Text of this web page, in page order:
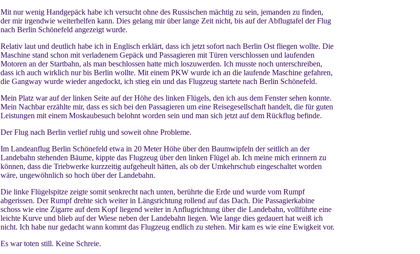
Mit nur wenig Handgepäck habe ich versucht ohne des Russischen mächtig zu sein, jemanden zu finden,
der mir irgendwie weiterhelfen kann. Dies gelang mir über lange Zeit nicht, bis auf der Abflugtafel der Flug
nach Berlin Schönefeld angezeigt wurde.
Relativ laut und deutlich habe ich in Englisch erklärt, dass ich jetzt sofort nach Berlin Ost fliegen wollte. Die
Maschine stand schon mit verladenem Gepäck und Passagieren mit Türen verschlossen und laufenden
Motoren an der Startbahn, als man beschlossen hatte mich loszuwerden. Ich musste noch unterschreiben,
dass ich auch wirklich nur bis Berlin wollte. Mit einem PKW wurde ich an die laufende Maschine gefahren,
die Gangway wurde wieder angedockt, ich stieg ein und das Flugzeug startete nach Berlin Schönefeld.
Mein Platz war auf der linken Seite auf der Höhe des linken Flügels, den ich aus dem Fenster sehen konnte.
Mein Nachbar erzählte mir, dass es sich bei den Passagieren um eine Reisegesellschaft handelt, die für guten
Leistungen mit einem Moskaubesuch belohnt worden sein und man sich jetzt auf dem Rückflug befinde.
Der Flug nach Berlin verlief ruhig und soweit ohne Probleme.
Im Landeanflug Berlin Schönefeld etwa in 20 Meter Höhe über den Baumwipfeln der seitlich an der
Landebahn stehenden Bäume, kippte das Flugzeug über den linken Flügel ab. Ich meine mich erinnern zu
können, dass die Triebwerke kurzzeitig aufgeheult hätten, als ob der Umkehrschub eingeschaltet worden
wäre, ungewöhnlich so hoch über der Landebahn.
Die linke Flügelspitze zeigte somit senkrecht nach unten, berührte die Erde und wurde vom Rumpf
abgerissen. Der Rumpf drehte sich weiter in Längsrichtung rollend auf das Dach. Die Passagierkabine
schoss wie eine Zigarre auf dem Kopf liegend weiter in Anflugrichtung über die Landebahn, vollführte eine
leichte Kurve und blieb auf der Wiese neben der Landebahn liegen. Wie lange dies gedauert hat weiß ich
nicht. Ich habe nur gedacht wann kommt das Flugzeug endlich zu stehen. Mir kam es wie eine Ewigkeit vor.
Es war toten still. Keine Schreie.